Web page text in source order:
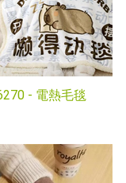
- 電熱毛毯